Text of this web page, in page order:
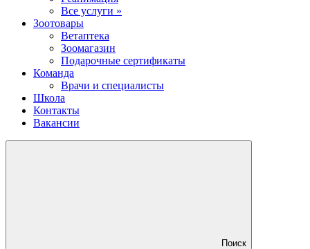
Все услуги »
Зоотовары
Ветаптека
Зоомагазин
Подарочные сертификаты
Команда
Врачи и специалисты
Школа
Контакты
Вакансии
Поиск